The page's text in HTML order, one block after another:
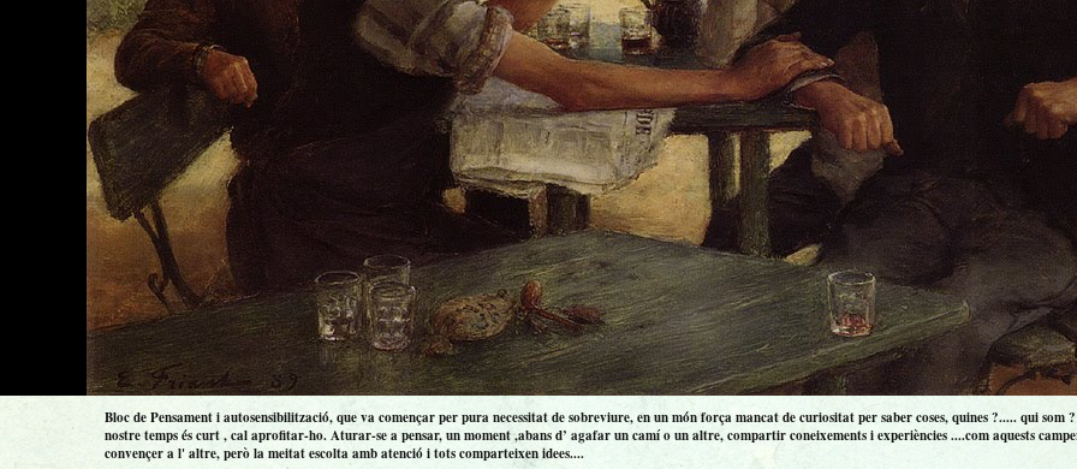
Bloc de Pensament i autosensibilització, que va començar per pura necessitat de sobreviure, en un món força mancat de curiositat per saber coses, quines ?..... qui
nostre temps és curt , cal aprofitar-ho. Aturar-se a pensar, un moment ,abans d’ agafar un camí o un altre, compartir coneixements i experiències ....com aquests
convençer a l' altre, però la meitat escolta amb atenció i tots comparteixen idees....